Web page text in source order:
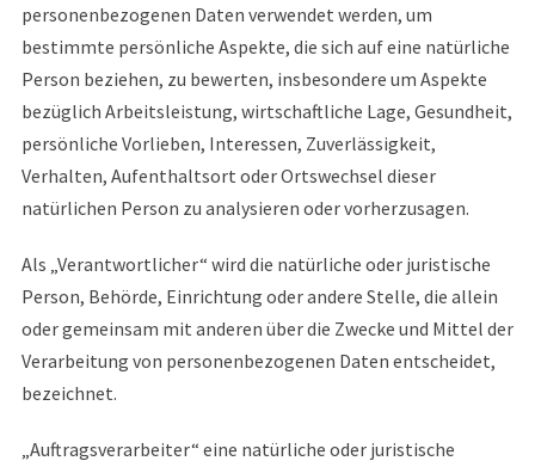
personenbezogenen Daten verwendet werden, um
bestimmte persönliche Aspekte, die sich auf eine natürliche
Person beziehen, zu bewerten, insbesondere um Aspekte
bezüglich Arbeitsleistung, wirtschaftliche Lage, Gesundheit,
persönliche Vorlieben, Interessen, Zuverlässigkeit,
Verhalten, Aufenthaltsort oder Ortswechsel dieser
natürlichen Person zu analysieren oder vorherzusagen.
Als „Verantwortlicher“ wird die natürliche oder juristische
Person, Behörde, Einrichtung oder andere Stelle, die allein
oder gemeinsam mit anderen über die Zwecke und Mittel der
Verarbeitung von personenbezogenen Daten entscheidet,
bezeichnet.
„Auftragsverarbeiter“ eine natürliche oder juristische